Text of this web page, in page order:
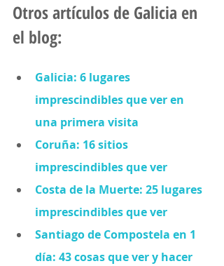
Otros artículos de Galicia en
el blog:
Galicia: 6 lugares
imprescindibles que ver en
una primera visita
Coruña: 16 sitios
imprescindibles que ver
Costa de la Muerte: 25 lugares
imprescindibles que ver
Santiago de Compostela en 1
día: 43 cosas que ver y hacer